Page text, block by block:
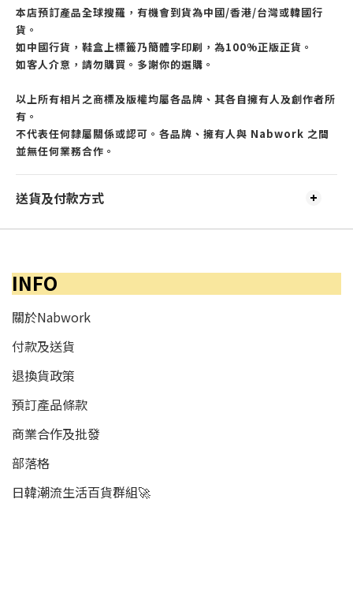
本店預訂產品全球搜羅，有機會到貨為中國/香港/台灣或韓國行
貨。
如中國行貨，鞋盒上標籤乃簡體字印刷，為100%正版正貨。
如客人介意，請勿購買。多謝你的選購。
以上所有相片之商標及版權均屬各品牌、其各自擁有人及創作者所
有。
不代表任何隸屬關係或認可。各品牌、擁有人與 Nabwork 之間
並無任何業務合作。
送貨及付款方式
INFO
關於Nabwork
付款及送貨
退換貨政策
預訂產品條款
商業合作及批發
部落格
日韓潮流生活百貨群組🚀